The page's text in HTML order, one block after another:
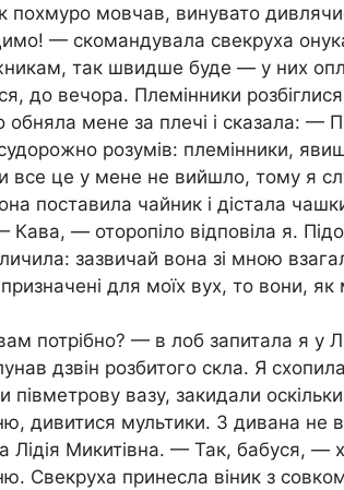
похмуро мовчав, винувато
— скомандувала свекруха
так швидше буде — у них
до вечора. Племінники
обняла мене за плечі і сказала: —
розумів: племінники,
все це у мене не вийшло, тому я
поставила чайник і дістала
Кава, — оторопіло відповіла я.
зазвичай вона зі мною
для моїх вух, то вони, як
потрібно? — в лоб запитала я у
дзвін розбитого скла. Я
півметрову вазу, закидали
дивитися мультики. З дивана не
Лідія Микитівна. — Так, бабуся, —
Свекруха принесла віник з